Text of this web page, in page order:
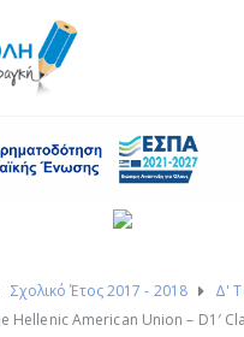
Σχολικό Έτος 2017 - 2018
Δ'
American Union – D1′